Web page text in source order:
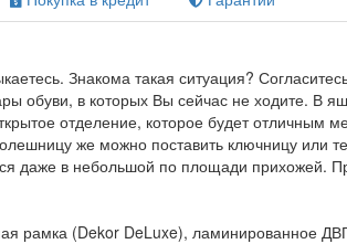
Знакома такая ситуация?
обуви, в которых Вы сейчас не ходите. В
отделение, которое будет отличным
же можно поставить ключницу или
даже в небольшой по площади прихожей.
рамка (Dekor DeLuxe), ламинированное